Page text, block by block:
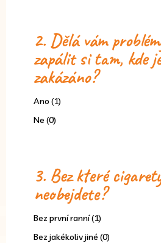
2. Dělá vám
zapálit si tam, kde
zakázáno?
Ano (1)
Ne (0)
3. Bez které
neobejdete?
Bez první ranní (1)
Bez jakékoliv jiné (0)